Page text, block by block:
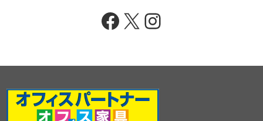
Facebook
X Instagram